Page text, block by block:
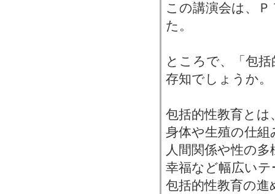
この講演会は、
た。
ところで、「包
存知でしょうか。
包括的性教育とは
身体や生殖の仕
人間関係や性の
幸福など幅広い
包括的性教育の